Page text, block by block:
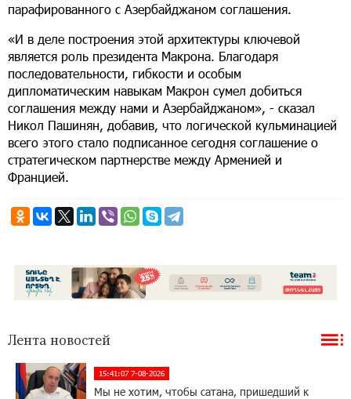
парафированного с Азербайджаном соглашения.
«И в деле построения этой архитектуры ключевой
является роль президента Макрона. Благодаря
последовательности, гибкости и особым
дипломатическим навыкам Макрон сумел добиться
соглашения между нами и Азербайджаном», - сказал
Никол Пашинян, добавив, что логической кульминацией
всего этого стало подписанное сегодня соглашение о
стратегическом партнерстве между Арменией и
Францией.
Лента новостей
15:41:07 7-08-2026
Мы не хотим, чтобы сатана, пришедший к